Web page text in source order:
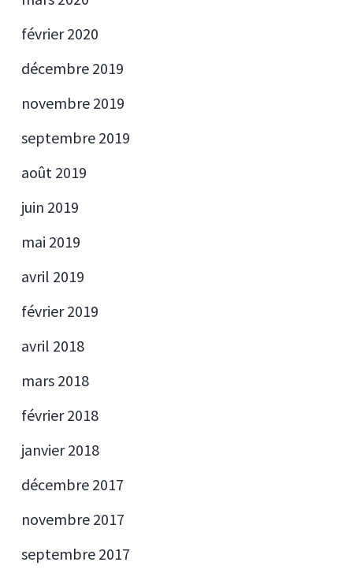
février 2020
décembre 2019
novembre 2019
septembre 2019
août 2019
juin 2019
mai 2019
avril 2019
février 2019
avril 2018
mars 2018
février 2018
janvier 2018
décembre 2017
novembre 2017
septembre 2017